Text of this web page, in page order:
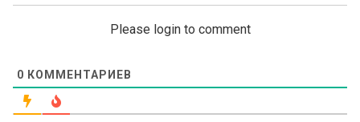
Please login to comment
0 КОММЕНТАРИЕВ